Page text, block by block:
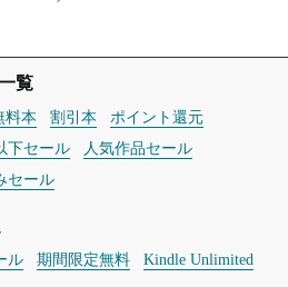
覧
料本 割引本
ポイント還元
下セール
人気作品セール
セール
ル 期間限定無料
Kindle Unlimited